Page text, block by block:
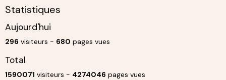
Statistiques
Aujourd'hui
296 visiteurs - 680 pages vues
Total
1590071 visiteurs - 4274046 pages vues